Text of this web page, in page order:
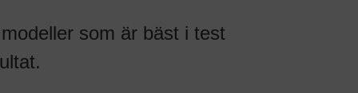
som är bäst i test